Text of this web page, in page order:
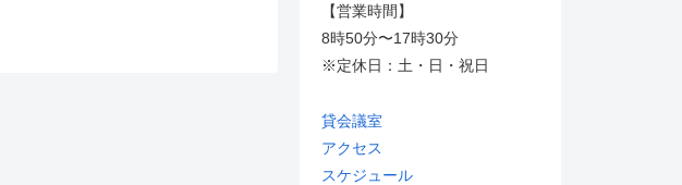
【営業時間】
8時50分〜17時30分
※定休日：土・日・祝日
貸会議室
アクセス
スケジュール